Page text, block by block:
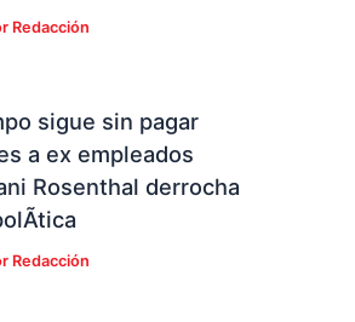
Redacción
sigue sin pagar
a ex empleados
Rosenthal derrocha
Redacción